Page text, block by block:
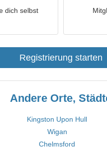
dich selbst
Registrierung starten
Andere Orte,
Kingston Upon Hull
Wigan
Chelmsford